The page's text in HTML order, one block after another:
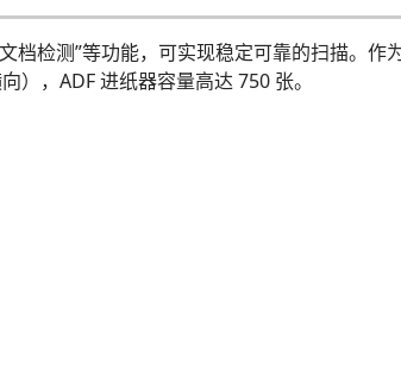
档检测”等功能，可实现稳定可靠的扫描。作
，ADF 进纸器容量高达 750 张。